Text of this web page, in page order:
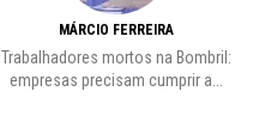
MÁRCIO FERREIRA
Trabalhadores mortos na Bombril:
empresas precisam cumprir a...